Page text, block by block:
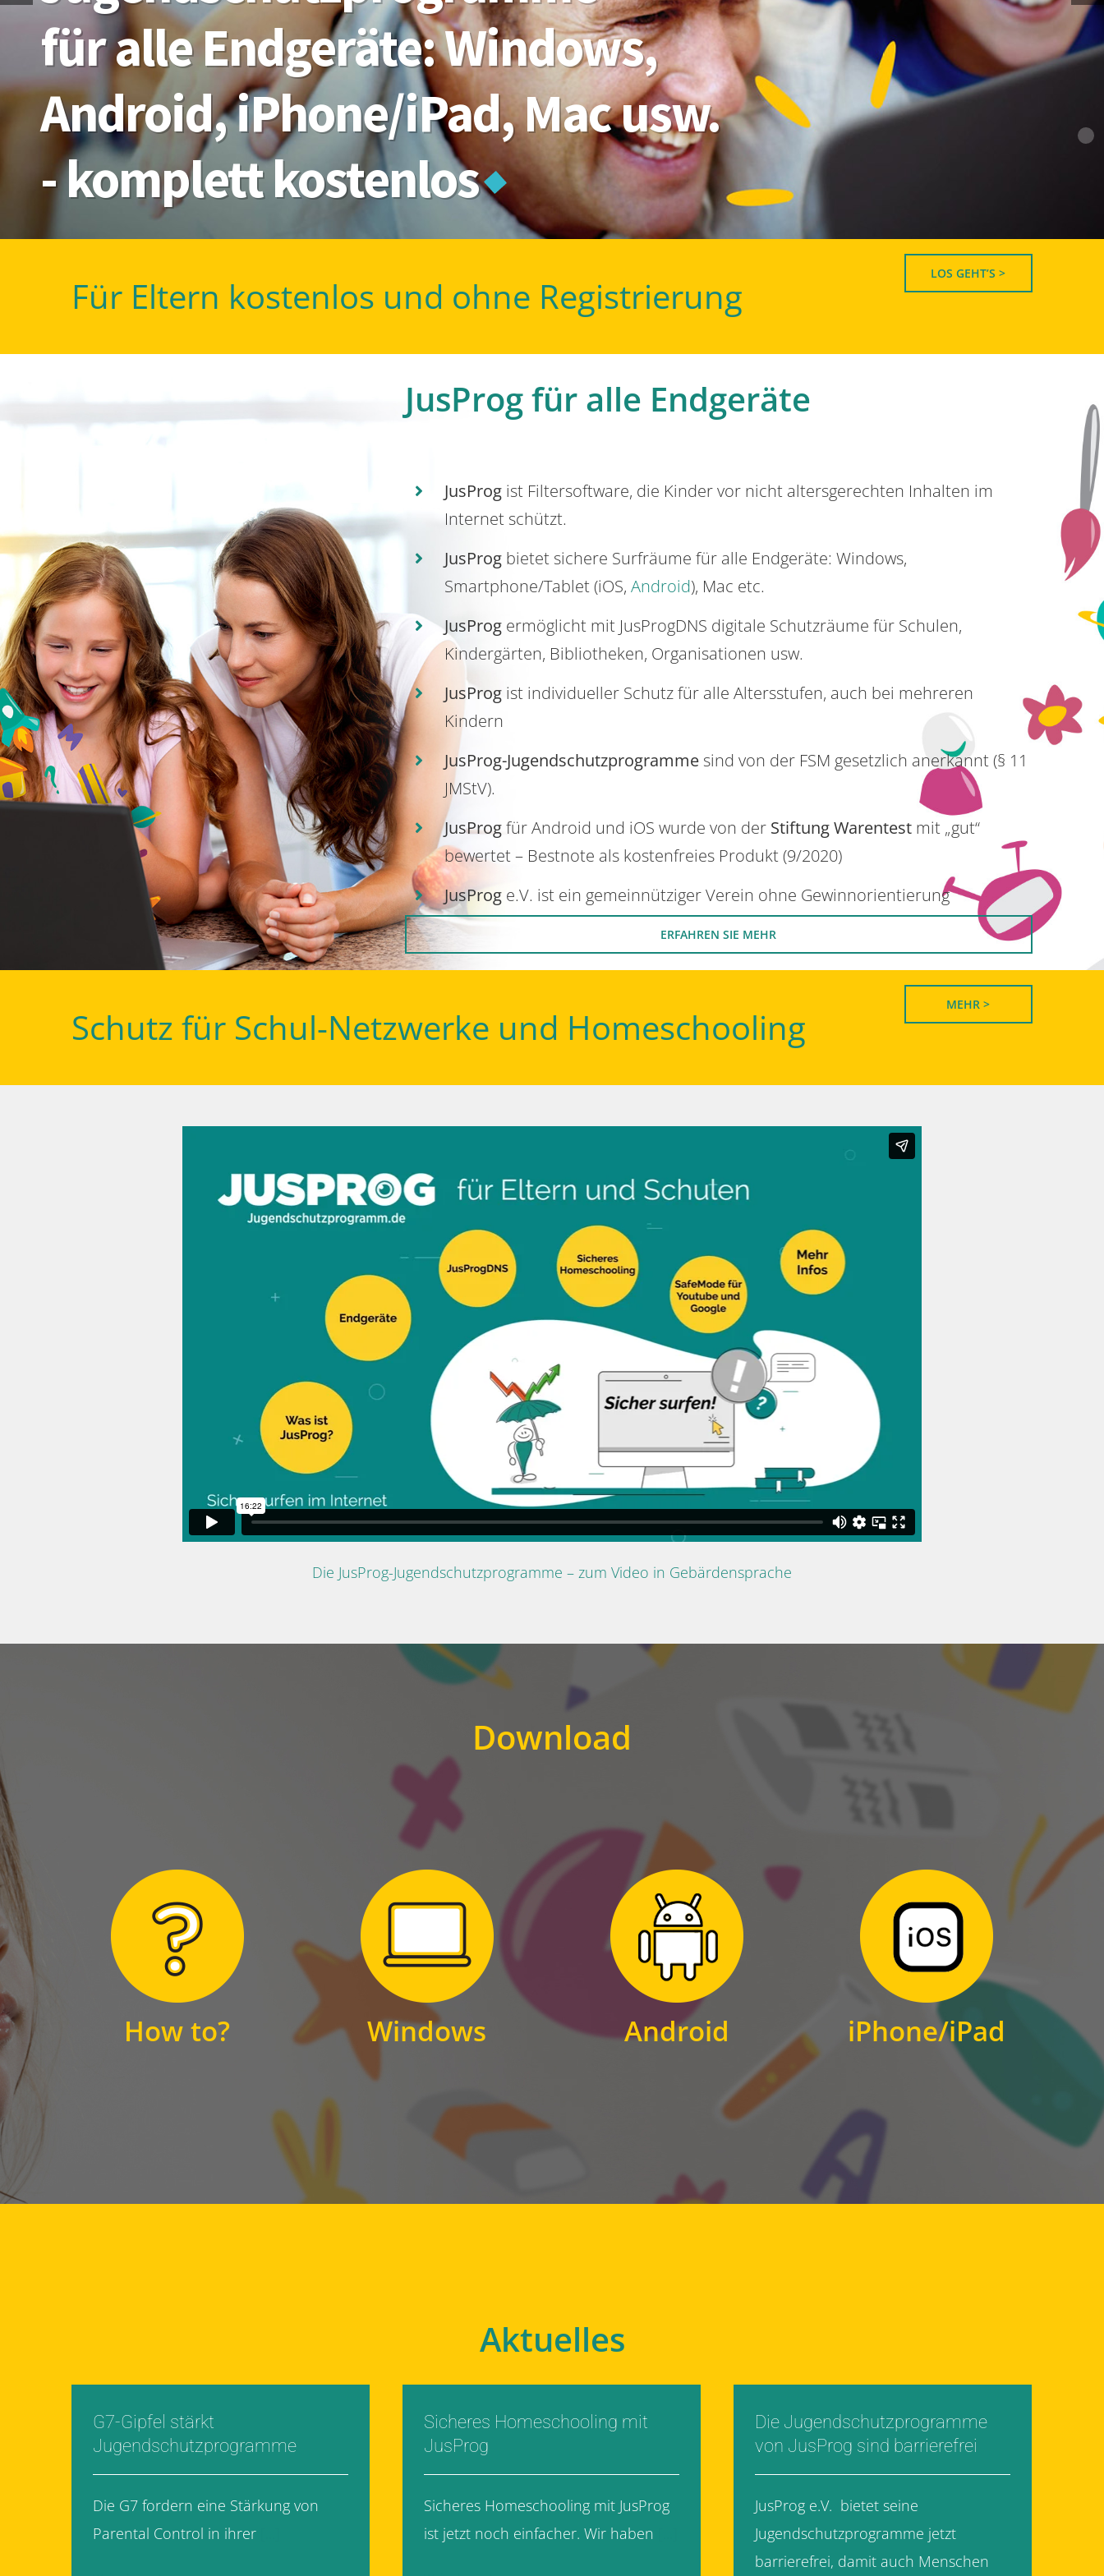
- komplett kostenlos
Android, iPhone/iPad, Mac usw.
für alle Endgeräte: Windows,
Für Eltern kostenlos und ohne Registrierung
LOS GEHT’S >
JusProg für alle Endgeräte
JusProgist Filtersoftware, die Kinder vor nicht altersgerechten Inhalten im
Internet schützt.
JusProgbietet sichere Surfräume für alle Endgeräte: Windows,
Smartphone/Tablet (iOS, Android), Mac etc.
JusProg ermöglicht mit JusProgDNS digitale Schutzräume für Schulen,
Kindergärten, Bibliotheken, Organisationen usw.
JusProgist individueller Schutz für alle Altersstufen, auch bei mehreren
Kindern
JusProg-Jugendschutzprogrammesind von der FSM gesetzlich anerkannt (§ 11
JMStV).
JusProgfür Android und iOS wurde von der Stiftung Warentestmit „gut“
bewertet – Bestnote als kostenfreies Produkt (9/2020)
JusProge.V. ist ein gemeinnütziger Verein ohne Gewinnorientierung
ERFAHREN SIE MEHR
Schutz für Schul-Netzwerke und Homeschooling
MEHR >
Die JusProg-Jugendschutzprogramme – zum Video in Gebärdensprache
Download
How to?
Hier finden Sie
Windows
Zum Download
für Windows
Android
Zum Download
für Android
iPhone/iPad
Zum Download
für iPhone und iPad
Aktuelles
G7-Gipfel stärkt
Jugendschutzprogramme
Die G7 fordern eine Stärkung von
Parental Control in ihrer
Sicheres Homeschooling mit
JusProg
Sicheres Homeschooling mit JusProg
ist jetzt noch einfacher. Wir haben
Die Jugendschutzprogramme
von JusProg sind barrierefrei
JusProg e.V. bietet seine
Jugendschutzprogramme jetzt
barrierefrei, damit auch Menschen